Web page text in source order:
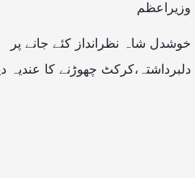
وزیراعظم
خوشدل شاہ نظرانداز کئے جانے پر
دلبرداشتہ،کرکٹ چھوڑنے کا عندیہ